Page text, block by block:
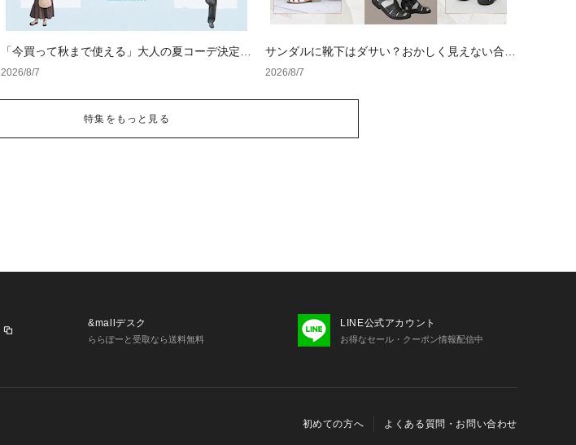
「今買って秋まで使える」大人の夏コーデ決定
版！男女別正解スタイルとNGな着こなし
2026/8/7
サンダルに靴下はダサい？おかしく見えない合わ
せ方の黄金法則と男女別おすすめコーデ
2026/8/7
特集をもっと見る
&mallデスク
ららぽーと受取なら送料無料
LINE公式アカウント
お得なセール・クーポン情報配信中
初めての方へ よくある質問・お問い合わせ